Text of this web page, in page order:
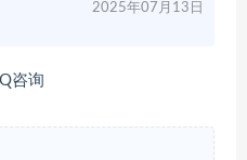
2025年07月13日
咨询